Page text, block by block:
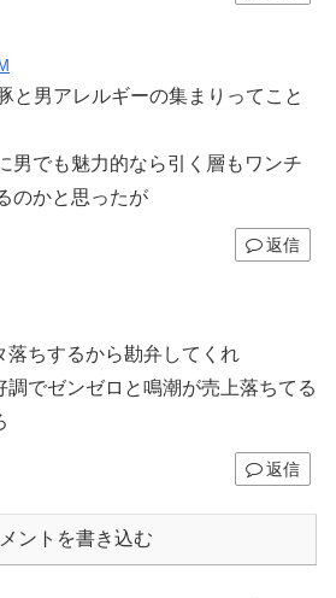
と男アレルギーの集まりってこと
男でも魅力的なら引く層もワンチ
のかと思ったが
返信
落ちするから勘弁してくれ
調でゼンゼロと鳴潮が売上落ちてる
返信
ントを書き込む